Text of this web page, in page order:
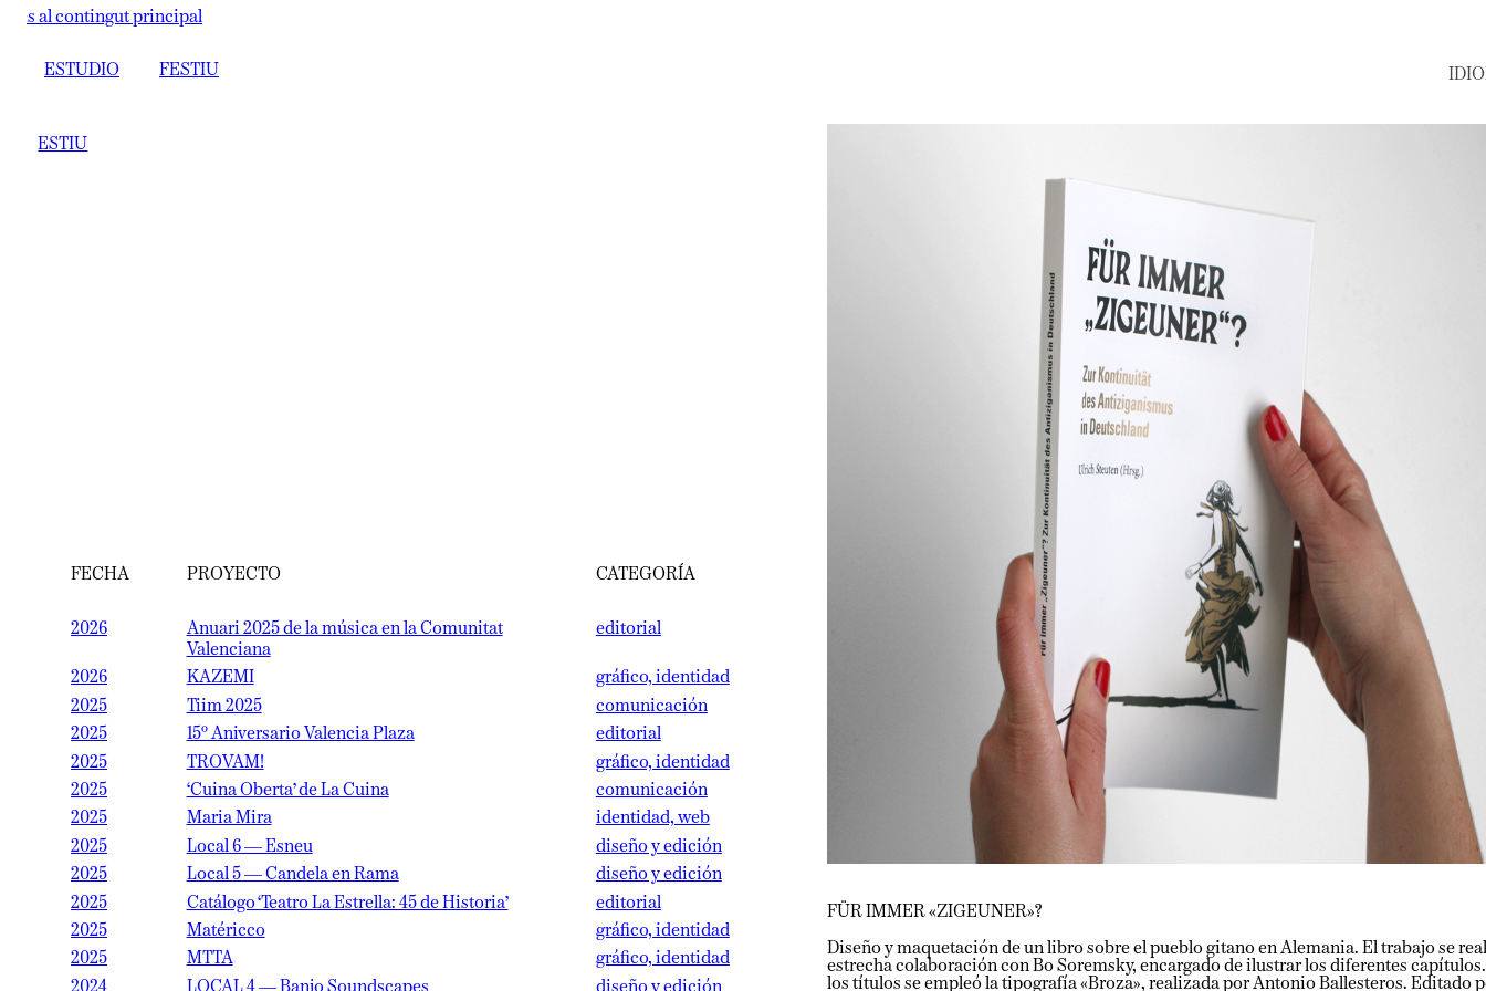
al contingut principal
ESTUDIO FESTIU
ESTIU
IDIOMA
FECHA PROYECTO CATEGORÍA
2026
Anuari 2025 de la música en la Comunitat
Valenciana
editorial
2026 KAZEMI
gráfico, identidad
2025
Tiim 2025
comunicación
2025
15º Aniversario Valencia Plaza
editorial
2025
TROVAM!
gráfico, identidad
2025
‘Cuina Oberta’ de La Cuina
comunicación
2025
Maria Mira
identidad, web
2025
Local 6 — Esneu
diseño y edición
2025
Local 5 — Candela en Rama
diseño y edición
2025
Catálogo ‘Teatro La Estrella: 45 de Historia’
editorial
2025
Matéricco
gráfico, identidad
2025
MTTA
gráfico, identidad
2024
LOCAL 4 — Banjo Soundscapes diseño y edición
FÜR IMMER «ZIGEUNER»?
Diseño y maquetación de un libro sobre el pueblo gitano en Alemania. El trabajo se
estrecha colaboración con Bo Soremsky, encargado de ilustrar los diferentes capítulos.
los títulos se empleó la tipografía «Broza», realizada por Antonio Ballesteros. Editado por